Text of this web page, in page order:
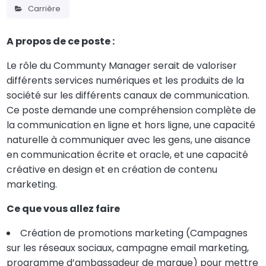
Carrière
A propos de ce poste :
Le rôle du Communty Manager serait de valoriser
différents services numériques et les produits de la
société sur les différents canaux de communication.
Ce poste demande une compréhension complète de
la communication en ligne et hors ligne, une capacité
naturelle à communiquer avec les gens, une aisance
en communication écrite et oracle, et une capacité
créative en design et en création de contenu
marketing.
Ce que vous allez faire
Création de promotions marketing (Campagnes
sur les réseaux sociaux, campagne email marketing,
programme d’ambassadeur de marque) pour mettre